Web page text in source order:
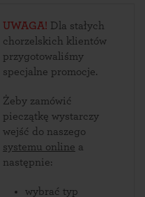
UWAGA! Dla stałych
chorzelskich klientów
przygotowaliśmy
specjalne promocje.
Żeby zamówić
pieczątkę wystarczy
wejść do naszego
systemu online a
następnie:
wybrać typ